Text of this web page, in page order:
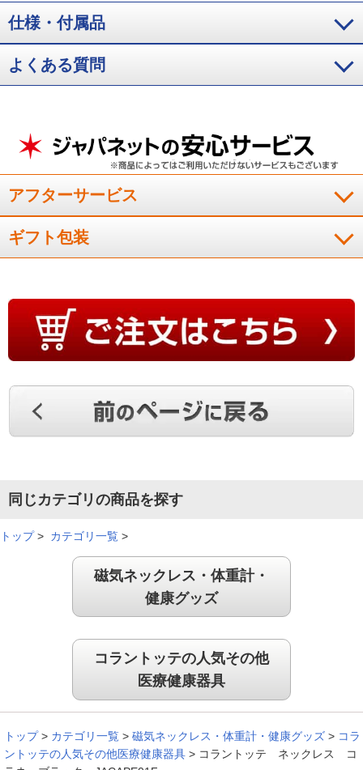
形が綺麗だったので購入を決めました。磁気の効果を期待。
長時間のデスクワ－クやスポ－ツ後にも快適に使えます。デザ
イン性も高く、普段使いしやすいのが良かったです。
S.K様）
寝る時も付けているくらい生活の一部
半年使ってみました。付けていることを忘れるくらい軽いで
す。寝る時も忘れて付けているくらい生活の一部です。
（愛知県50代S.N様）
ずっとつけてられる
毎日清潔に使用できる
洗えるので毎日清潔に使用できる。
（茨城県50代
シンプルでどんな服でも嫌味じゃない
やっぱり良かった！シンプルで、どんな服でも嫌味じゃないで
す。
仕様・付属品
よくある質問
アフターサービス
ギフト包装
同じカテゴリの商品を探す
トップ> カテゴリ一覧 >
磁気ネックレス・体重計・
健康グッズ
コラントッテの人気その他
医療健康器具
トップ > カテゴリ一覧 > 磁気ネックレス・体重計・健康グッズ > コラ
ントッテの人気その他医療健康器具 > コラントッテ ネックレス コ